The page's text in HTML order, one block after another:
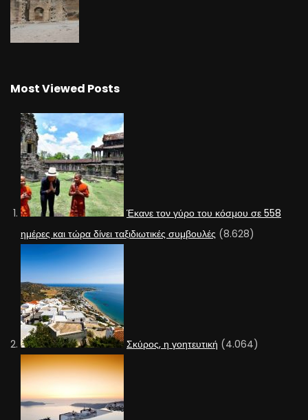
Most Viewed Posts
Έκανε τον γύρο του κόσμου σε 558
ημέρες και τώρα δίνει ταξιδιωτικές συμβουλές (8.628)
Σκύρος, η γοητευτική (4.064)